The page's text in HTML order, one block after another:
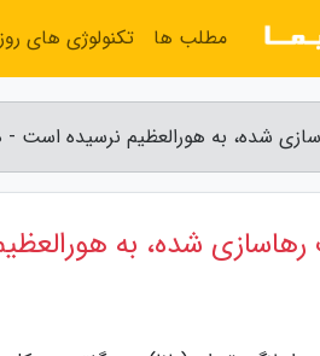
شده، به هورالعظیم نرسیده است -
شده، به
مطلب ها تکنولوژی های روز